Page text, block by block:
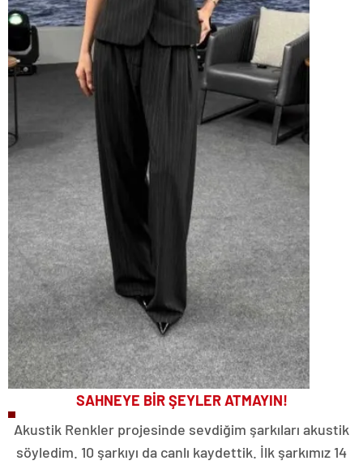
SAHNEYE BİR ŞEYLER ATMAYIN!
Akustik Renkler projesinde sevdiğim şarkıları akustik
söyledim. 10 şarkıyı da canlı kaydettik. İlk şarkımız 14